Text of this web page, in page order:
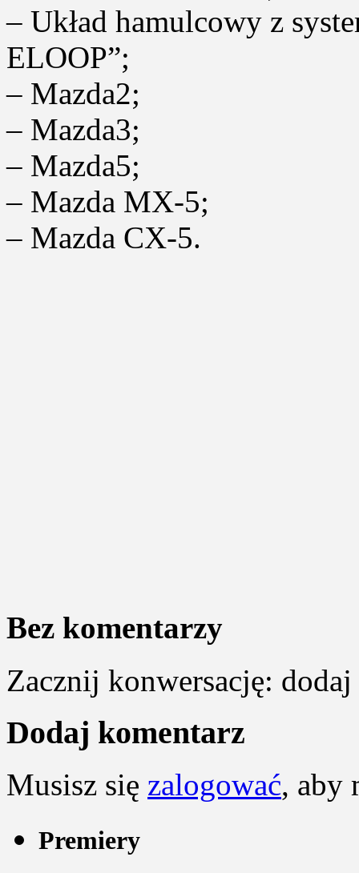
– Układ hamulcowy z
ELOOP”;
– Mazda2;
– Mazda3;
– Mazda5;
– Mazda MX-5;
– Mazda CX-5.
Bez komentarzy
Zacznij konwersację:
Dodaj komentarz
Musisz się zalogować, aby
Premiery